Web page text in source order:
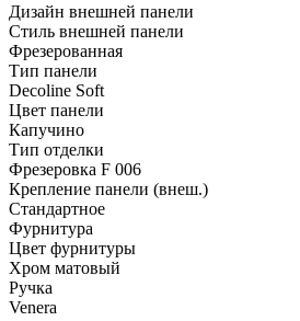
Дизайн внешней панели
Стиль внешней панели
Фрезерованная
Тип панели
Decoline Soft
Цвет панели
Капучино
Тип отделки
Фрезеровка F 006
Крепление панели (внеш.)
Стандартное
Фурнитура
Цвет фурнитуры
Хром матовый
Ручка
Venera